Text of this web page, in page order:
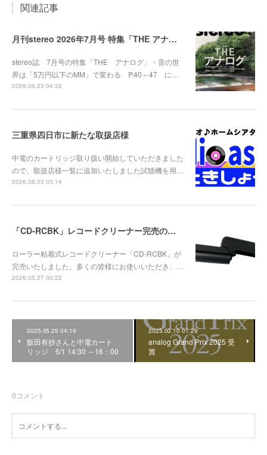
関連記事
月刊stereo 2026年7月号 特集「THE アナログ」
stereo誌 7月号の特集「THE アナログ」・音の世
界は「5万円以下のMM」で変わる P.40～47 に…
2026.06.23 04:32
三重県四日市に新たな取扱店様
中電のカートリッジ取り扱い開始していただきました
ので、取扱店様一覧に追加いたしました試聴機を用…
2026.06.03 05:14
「CD-RCBK」レコードクリーナー完売のお知らせ
ローラー粘着式レコードクリーナー「CD-RCBK」が
完売いたしました。多くの皆様にお使いいただき、…
2026.05.27 00:22
2025.05.29 04:19
飯田有抄さんと中電カート
リッジ 6/1 14:30 ～16：00
2025.03.10 01:29
analog Grand Prix 2025 受
賞
0コメント